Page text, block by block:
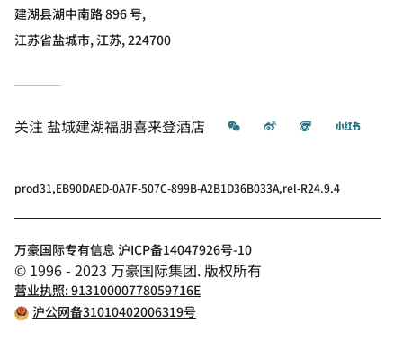
建湖县湖中南路 896 号,
江苏省盐城市, 江苏, 224700
关注 盐城建湖福朋喜来登酒店 微信 微博 飞猪 小红书
prod31,EB90DAED-0A7F-507C-899B-A2B1D36B033A,rel-R24.9.4
万豪国际专有信息 沪ICP备14047926号-10
© 1996 - 2023 万豪国际集团. 版权所有
营业执照: 91310000778059716E
沪公网备31010402006319号